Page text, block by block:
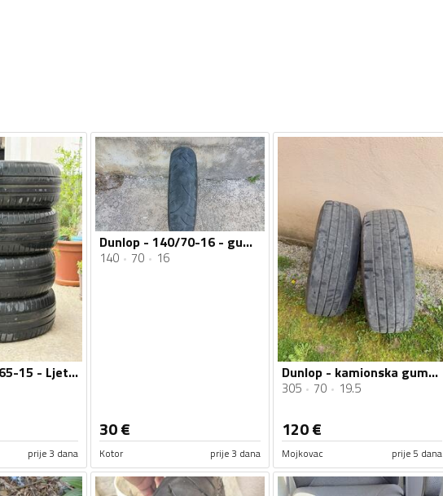
Dunlop - 195/65-15 - Ljetnja guma
prije 3 dana
Dunlop - 140/70-16 - guma
140 70 16
30€
Kotor prije 3 dana
Dunlop - kamionska guma - Univerzalna guma
305 70 19.5
120€
Mojkovac prije 5 dana